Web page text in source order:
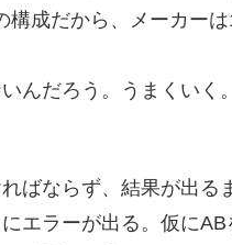
成だから、メーカー
んだろう。うまくい
ばならず、結果が出
エラーが出る。仮に